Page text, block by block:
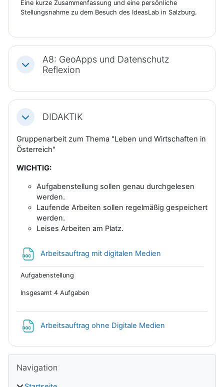
Eine kurze Zusammenfassung und eine persönliche
Stellungsnahme zu dem Besuch des IdeasLab in Salzburg.
Einklappen
A8: GeoApps und Datenschutz
Reflexion
EinklappenDIDAKTIK
Gruppenarbeit zum Thema "Leben und Wirtschaften in
Österreich"
WICHTIG:
Aufgabenstellung sollen genau durchgelesen
werden.
Laufende Arbeiten sollen regelmäßig gespeichert
werden.
Leises Arbeiten am Platz.
Arbeitsauftrag mit digitalen Medien
Aufgabenstellung
Insgesamt 4 Aufgaben
Arbeitsauftrag ohne Digitale Medien
Blöcke
Navigation